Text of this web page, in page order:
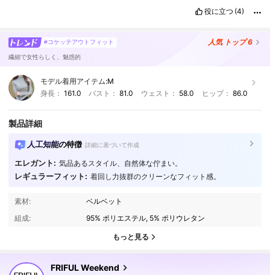
役に立つ (4)
#コケッテアウトフィット 人気 トップ 6
繊細で女性らしく、魅惑的
モデル着用アイテム:M
身長： 161.0 バスト：81.0 ウェスト： 58.0 ヒップ： 86.0
製品詳細
人工知能の特徴 詳細に基づいて作成
エレガント: 気品あるスタイル、自然体な佇まい。
レギュラーフィット: 着回し力抜群のクリーンなフィット感。
素材:
ベルベット
組成:
95% ポリエステル, 5% ポリウレタン
もっと見る
FRIFUL Weekend
4.83
342K フォロワー